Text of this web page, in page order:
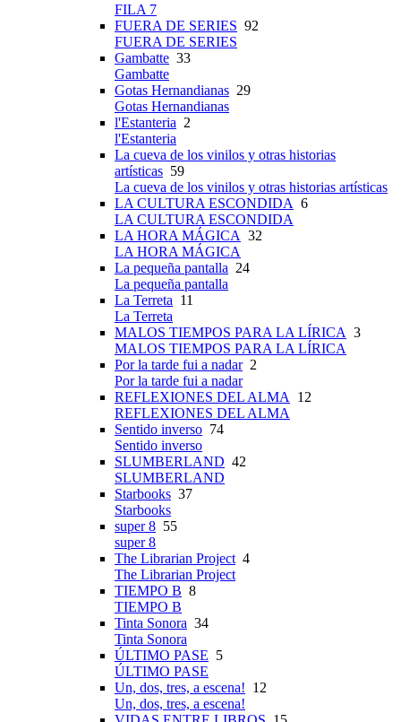
FILA 7
FUERA DE SERIES 92
FUERA DE SERIES
Gambatte 33
Gambatte
Gotas Hernandianas 29
Gotas Hernandianas
l'Estanteria 2
l'Estanteria
La cueva de los vinilos y otras historias
artísticas 59
La cueva de los vinilos y otras historias artísticas
LA CULTURA ESCONDIDA 6
LA CULTURA ESCONDIDA
LA HORA MÁGICA 32
LA HORA MÁGICA
La pequeña pantalla 24
La pequeña pantalla
La Terreta 11
La Terreta
MALOS TIEMPOS PARA LA LÍRICA 3
MALOS TIEMPOS PARA LA LÍRICA
Por la tarde fui a nadar2
Por la tarde fui a nadar
REFLEXIONES DEL ALMA
12
REFLEXIONES DEL ALMA
Sentido inverso 74
Sentido inverso
SLUMBERLAND 42
SLUMBERLAND
Starbooks 37
Starbooks
super 8 55
super 8
The Librarian Project 4
The Librarian Project
TIEMPO B 8
TIEMPO B
Tinta Sonora 34
Tinta Sonora
ÚLTIMO PASE 5
ÚLTIMO PASE
Un, dos, tres, a escena! 12
Un, dos, tres, a escena!